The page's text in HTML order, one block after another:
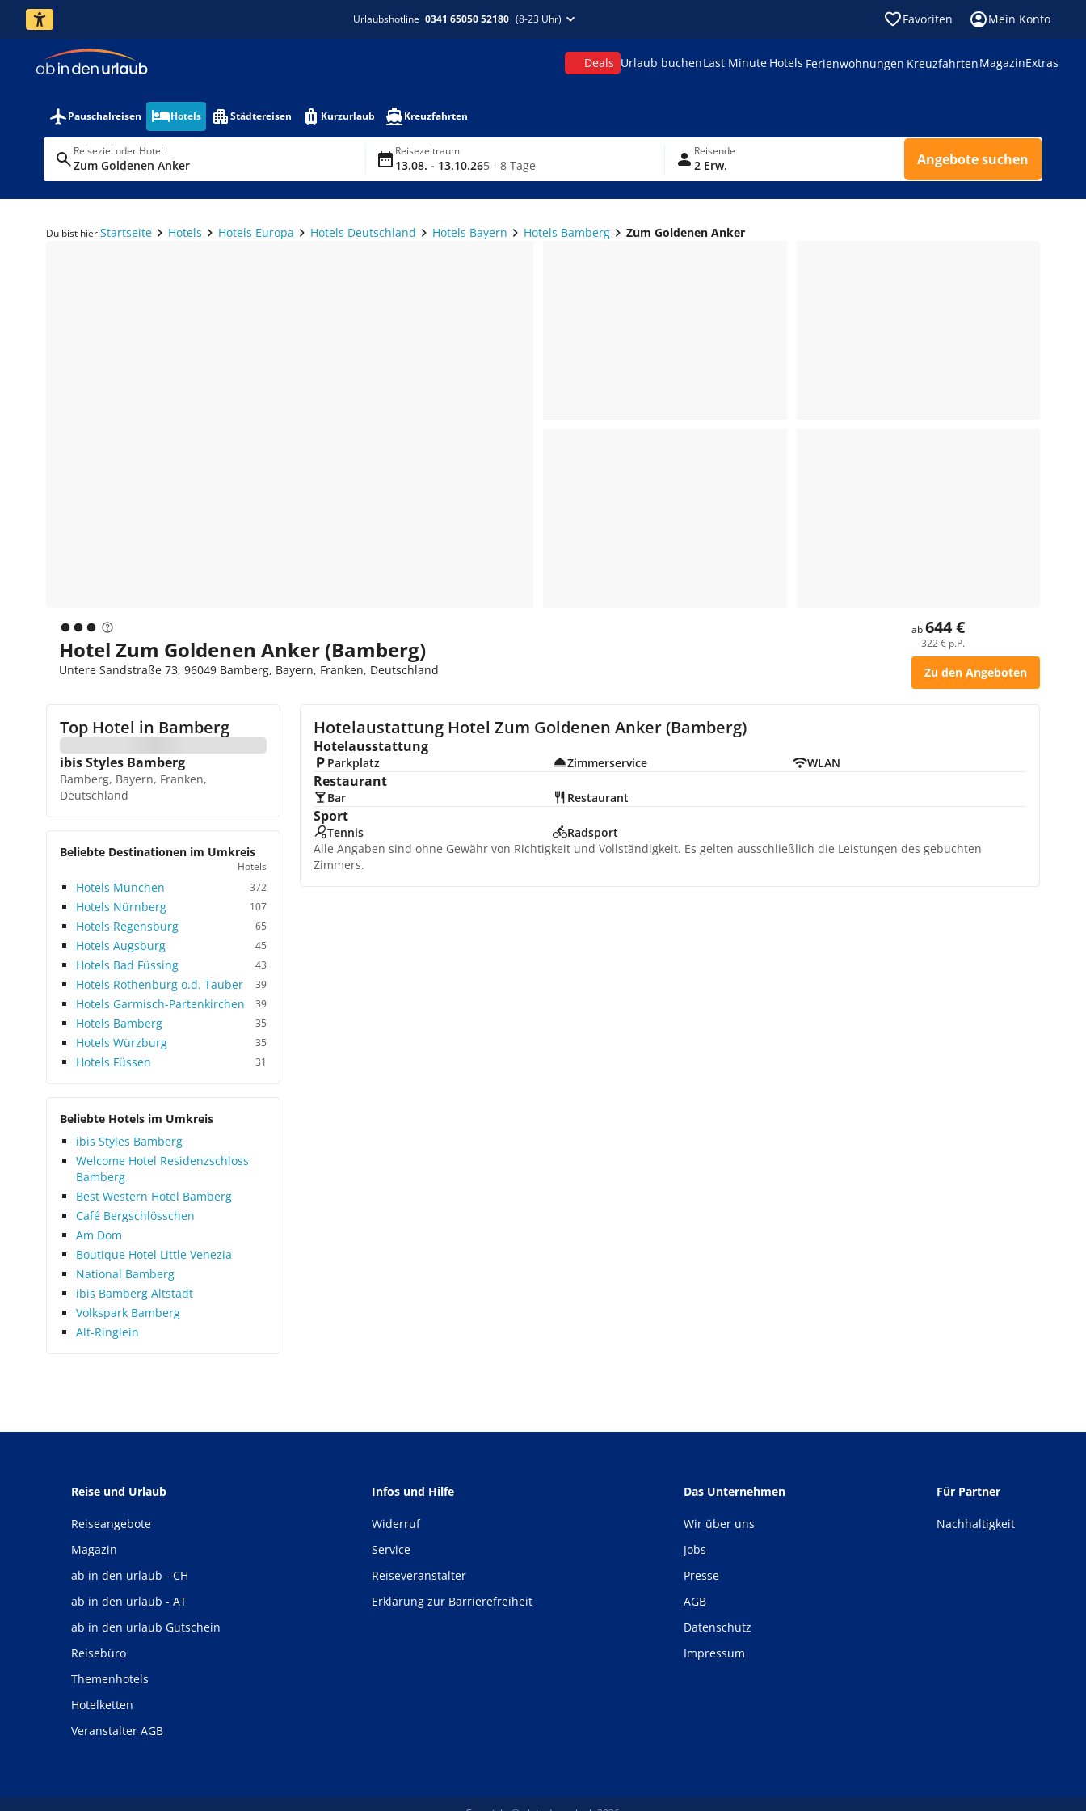
Urlaubshotline 0341 65050 52180 (8-23 Uhr) Favoriten Mein Konto
Deals Urlaub buchenLast Minute Hotels Ferienwohnungen KreuzfahrtenMagazinExtras
Pauschalreisen Hotels Städtereisen Kurzurlaub Kreuzfahrten
Reiseziel oder Hotel
Zum Goldenen Anker
Reisezeitraum
13.08. - 13.10.265 - 8 Tage
Reisende
2 Erw. Angebote suchen
Du bist hier:Startseite Hotels Hotels Europa Hotels Deutschland Hotels Bayern Hotels Bamberg Zum Goldenen Anker
Hotel Zum Goldenen Anker (Bamberg)
Untere Sandstraße 73, 96049 Bamberg, Bayern, Franken, Deutschland
ab644 €
322 € p.P.
Zu den Angeboten
Top Hotel in Bamberg
ibis Styles Bamberg
Bamberg, Bayern, Franken,
Deutschland
Beliebte Destinationen im Umkreis
Hotels
Hotels München 372
Hotels Nürnberg 107
Hotels Regensburg 65
Hotels Augsburg 45
Hotels Bad Füssing 43
Hotels Rothenburg o.d. Tauber 39
Hotels Garmisch-Partenkirchen 39
Hotels Bamberg 35
Hotels Würzburg 35
Hotels Füssen 31
Beliebte Hotels im Umkreis
ibis Styles Bamberg
Welcome Hotel Residenzschloss
Bamberg
Best Western Hotel Bamberg
Café Bergschlösschen
Am Dom
Boutique Hotel Little Venezia
National Bamberg
ibis Bamberg Altstadt
Volkspark Bamberg
Alt-Ringlein
Hotelaustattung Hotel Zum Goldenen Anker (Bamberg)
Hotelausstattung
Parkplatz Zimmerservice WLAN
Restaurant
Bar Restaurant
Sport
Tennis
Radsport
Alle Angaben sind ohne Gewähr von Richtigkeit und Vollständigkeit. Es gelten ausschließlich die Leistungen des gebuchten
Zimmers.
Reise und Urlaub
Reiseangebote
Magazin
ab in den urlaub - CH
ab in den urlaub - AT
ab in den urlaub Gutschein
Reisebüro
Themenhotels
Hotelketten
Veranstalter AGB
Infos und Hilfe
Widerruf
Service
Reiseveranstalter
Erklärung zur Barrierefreiheit
Das Unternehmen
Wir über uns
Jobs
Presse
AGB
Datenschutz
Impressum
Für Partner
Nachhaltigkeit